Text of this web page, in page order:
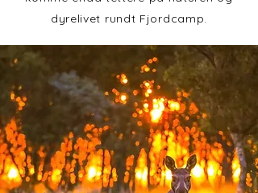
dyrelivet rundt Fjordcamp.